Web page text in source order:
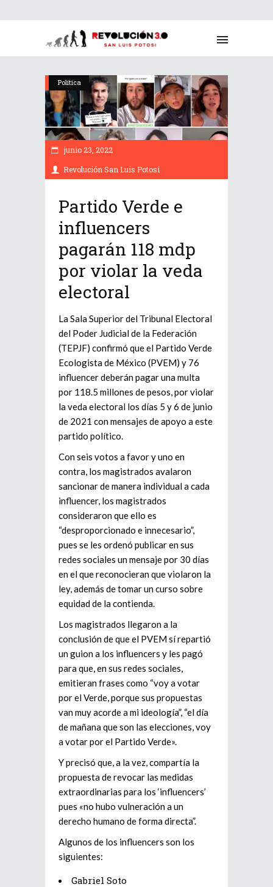
Política
junio 23, 2022
Revolución San Luis Potosí
Partido Verde e
influencers
pagarán 118 mdp
por violar la veda
electoral
La Sala Superior del Tribunal Electoral
del Poder Judicial de la Federación
(TEPJF) confirmó que el Partido Verde
Ecologista de México (PVEM) y 76
influencer deberán pagar una multa
por 118.5 millones de pesos, por violar
la veda electoral los días 5 y 6 de junio
de 2021 con mensajes de apoyo a este
partido político.
Con seis votos a favor y uno en
contra, los magistrados avalaron
sancionar de manera individual a cada
influencer, los magistrados
consideraron que ello es
“desproporcionado e innecesario”,
pues se les ordenó publicar en sus
redes sociales un mensaje por 30 días
en el que reconocieran que violaron la
ley, además de tomar un curso sobre
equidad de la contienda.
Los magistrados llegaron a la
conclusión de que el PVEM sí repartió
un guion a los influencers y les pagó
para que, en sus redes sociales,
emitieran frases como “voy a votar
por el Verde, porque sus propuestas
van muy acorde a mi ideología”, “el día
de mañana que son las elecciones, voy
a votar por el Partido Verde».
Y precisó que, a la vez, compartía la
propuesta de revocar las medidas
extraordinarias para los ‘influencers’
pues «no hubo vulneración a un
derecho humano de forma directa”.
Algunos de los influencers son los
siguientes:
Gabriel Soto